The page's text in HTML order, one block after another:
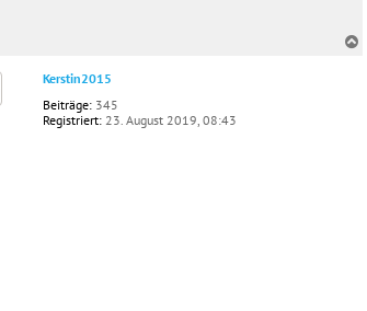
Kerstin2015
Beiträge: 345
Registriert: 23. August 2019, 08:43